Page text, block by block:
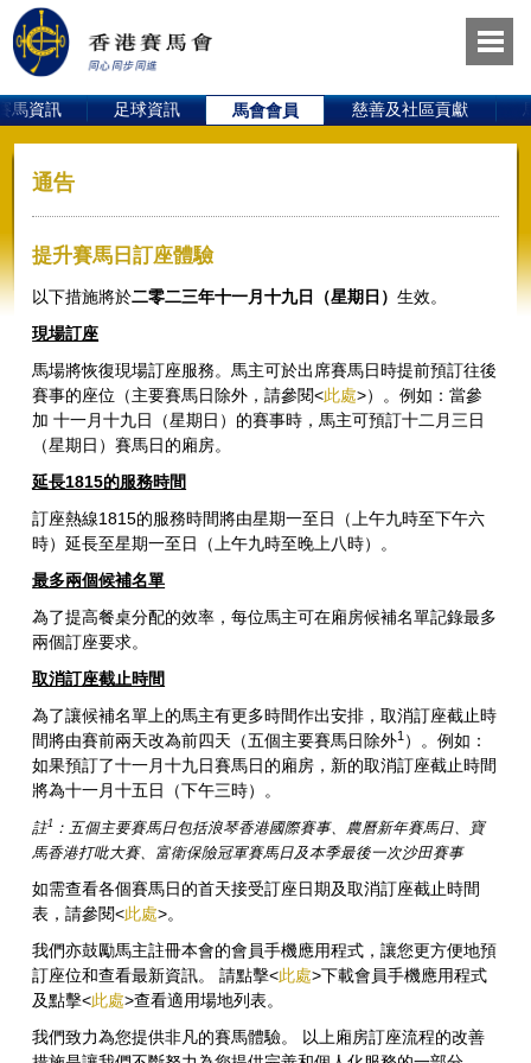
馬資訊 足球資訊 馬會會員 慈善及社區貢獻
通告
提升賽馬日訂座體驗
以下措施將於二零二三年十一月十九日 （星期日 ）生效。
現場訂座
馬場將恢復現場訂座服務。馬主可於出席賽馬日時提前預訂往後
賽事的座位（主要賽馬日除外，請參閱<此處>）。例如：當參
加 十一月十九日（星期日）的賽事時，馬主可預訂十二月三日
（星期日）賽馬日的廂房。
延長1815的服務時間
訂座熱線1815的服務時間將由星期一至日（上午九時至下午六
時）延長至星期一至日（上午九時至晚上八時）。
最多兩個候補名單
為了提高餐桌分配的效率，每位馬主可在廂房候補名單記錄最多
兩個訂座要求。
取消訂座截止時間
為了讓候補名單上的馬主有更多時間作出安排，取消訂座截止時
間將由賽前兩天改為前四天（五個主要賽馬日除外1 ）。例如：
如果預訂了十一月十九日賽馬日的廂房，新的取消訂座截止時間
將為十一月十五日（下午三時）。
註1 ：五個主要賽馬日包括浪琴香港國際賽事、農曆新年賽馬日、寶
馬香港打吡大賽、富衛保險冠軍賽馬日及本季最後一次沙田賽事
如需查看各個賽馬日的首天接受訂座日期及取消訂座截止時間
表，請參閱<此處>。
我們亦鼓勵馬主註冊本會的會員手機應用程式，讓您更方便地預
訂座位和查看最新資訊。 請點擊<此處>下載會員手機應用程式
及點擊<此處>查看適用場地列表。
我們致力為您提供非凡的賽馬體驗。 以上廂房訂座流程的改善